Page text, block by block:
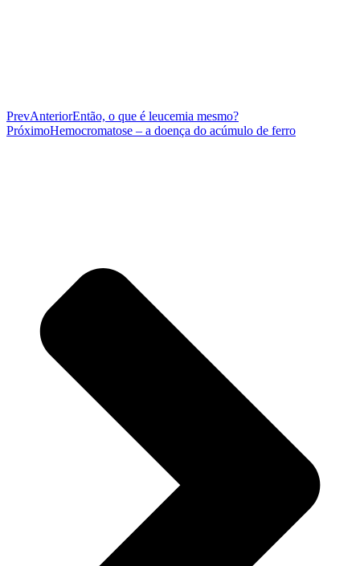
PrevAnteriorEntão, o que é leucemia mesmo?
PróximoHemocromatose – a doença do acúmulo de ferro